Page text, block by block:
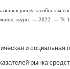
ринку засобів
журн. — 2022. — №
и социальная
рынка